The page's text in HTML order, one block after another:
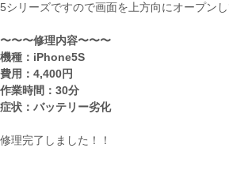
5シリーズですので画面を上方向にオープンし
〜〜〜修理内容〜〜〜
機種：iPhone5S
費用：4,400円
作業時間：30分
症状：バッテリー劣化
修理完了しました！！